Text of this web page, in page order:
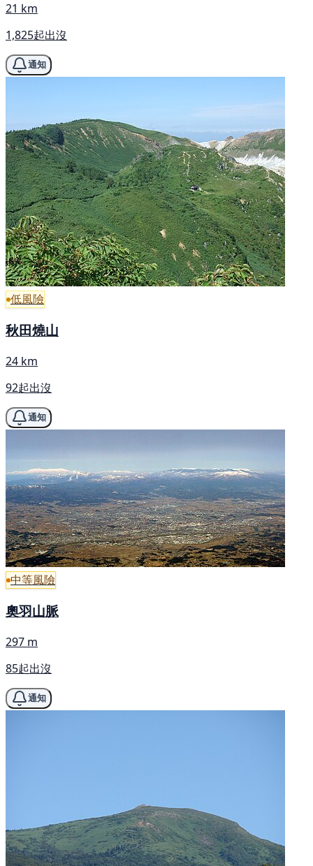
21 km
1,825起出沒
通知
低風險
秋田燒山
24 km
92起出沒
通知
中等風險
奧羽山脈
297 m
85起出沒
通知